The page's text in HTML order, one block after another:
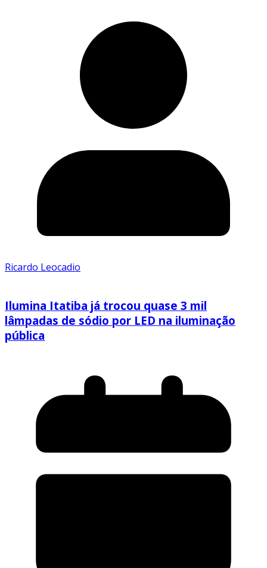
Ricardo Leocadio
Ilumina Itatiba já trocou quase 3 mil
lâmpadas de sódio por LED na iluminação
pública